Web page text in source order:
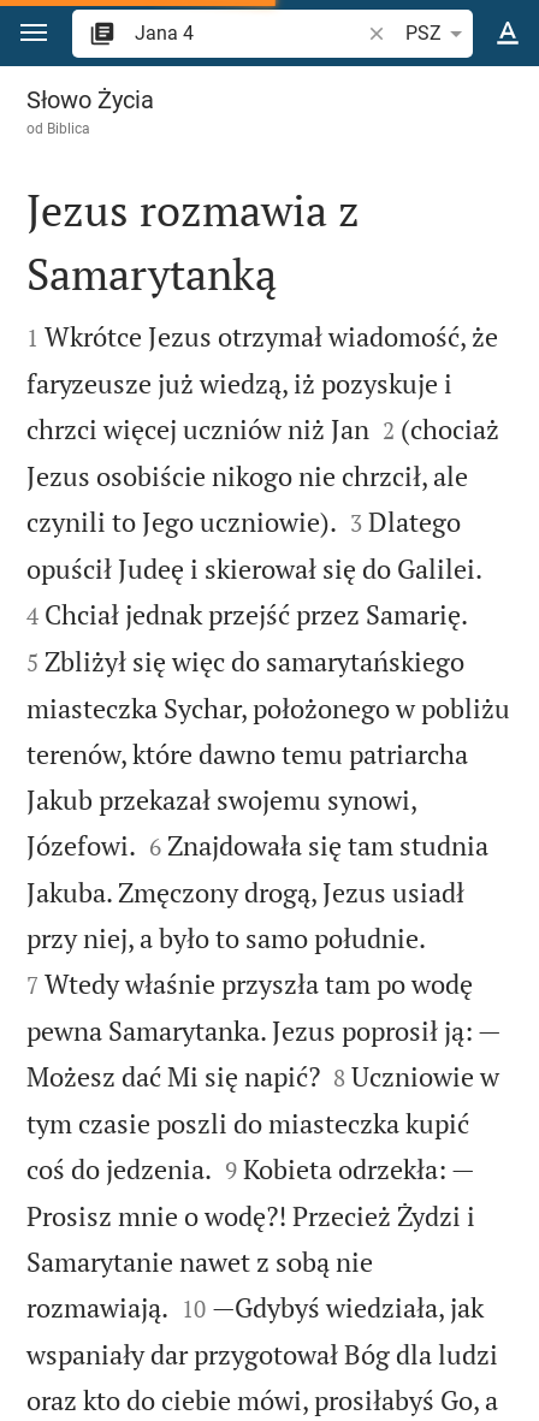
Przejdź do treści
Szukaj wersetu lub
PSZ
Jana 4
Słowo Życia
od Biblica

Jezus rozmawia z
Samarytanką

1 Wkrótce Jezus otrzymał wiadomość, że
faryzeusze już wiedzą, iż pozyskuje i
chrzci więcej uczniów niż Jan 

2 (chociaż
Jezus osobiście nikogo nie chrzcił, ale
czynili to Jego uczniowie). 

3 Dlatego
opuścił Judeę i skierował się do Galilei.
4 Chciał jednak przejść przez Samarię.
5 Zbliżył się więc do samarytańskiego
miasteczka Sychar, położonego w pobliżu
terenów, które dawno temu patriarcha
Jakub przekazał swojemu synowi,
Józefowi. 

6 Znajdowała się tam studnia
Jakuba. Zmęczony drogą, Jezus usiadł
przy niej, a było to samo południe.
7 Wtedy właśnie przyszła tam po wodę
pewna Samarytanka. Jezus poprosił ją: —
Możesz dać Mi się napić?
8 Uczniowie w
tym czasie poszli do miasteczka kupić
coś do jedzenia. 

9 Kobieta odrzekła: —
Prosisz mnie o wodę?! Przecież Żydzi i
Samarytanie nawet z sobą nie
rozmawiają. 

10 —Gdybyś wiedziała, jak
wspaniały dar przygotował Bóg dla ludzi
oraz kto do ciebie mówi, prosiłabyś Go, a